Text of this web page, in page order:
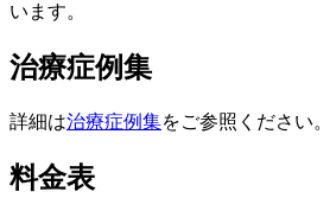
います。
治療症例集
詳細は治療症例集をご参照ください。
料金表